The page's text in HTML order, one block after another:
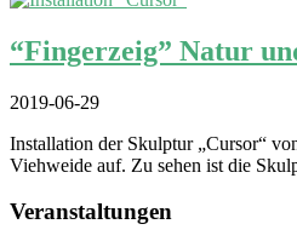
“Fingerzeig” Natur
2019-06-29
Installation der Skulptur „Cursor“
Viehweide auf. Zu sehen ist die
Veranstaltungen